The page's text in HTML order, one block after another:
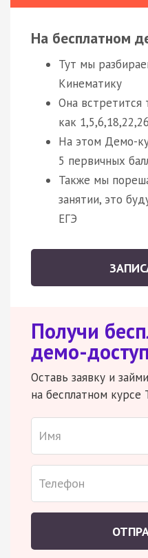
На бесплатном
Тут мы
Кинематику
Она встретится
как 1,5,6,18,22,26
На этом Демо-
5 первичных
Также мы
занятии, это
ЕГЭ
Получи
демо-доступ
Оставь заявку и
на бесплатном курсе